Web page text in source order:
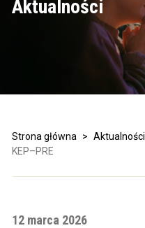
Aktualności
Strona główna > Aktualności
KEP–PRE
12 marca 2026